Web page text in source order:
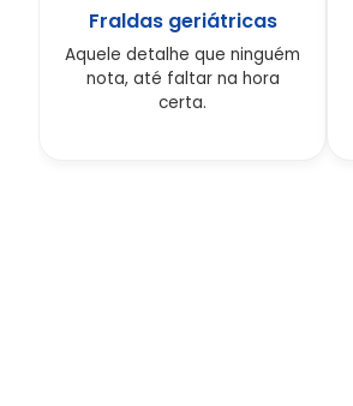
Fraldas geriátricas
Aquele detalhe que ninguém
nota, até faltar na hora
certa.